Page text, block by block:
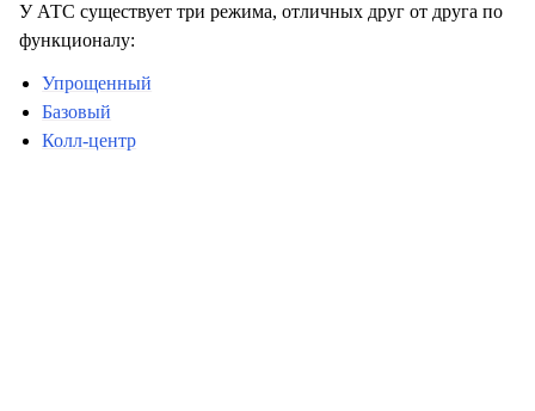
У АТС существует три режима, отличных друг от друга по
функционалу:
Упрощенный
Базовый
Колл-центр